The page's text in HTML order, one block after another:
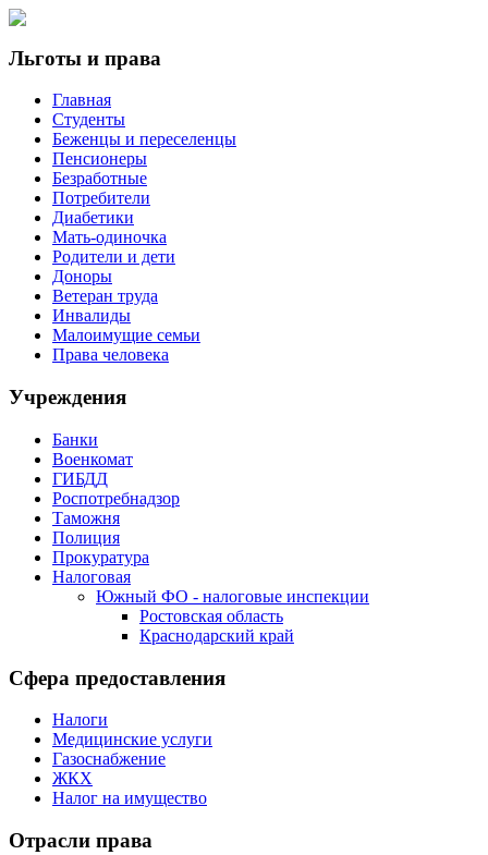
Льготы и права
Главная
Студенты
Беженцы и переселенцы
Пенсионеры
Безработные
Потребители
Диабетики
Мать-одиночка
Родители и дети
Доноры
Ветеран труда
Инвалиды
Малоимущие семьи
Права человека
Учреждения
Банки
Военкомат
ГИБДД
Роспотребнадзор
Таможня
Полиция
Прокуратура
Налоговая
Южный ФО - налоговые инспекции
Ростовская область
Краснодарский край
Сфера предоставления
Налоги
Медицинские услуги
Газоснабжение
ЖКХ
Налог на имущество
Отрасли права